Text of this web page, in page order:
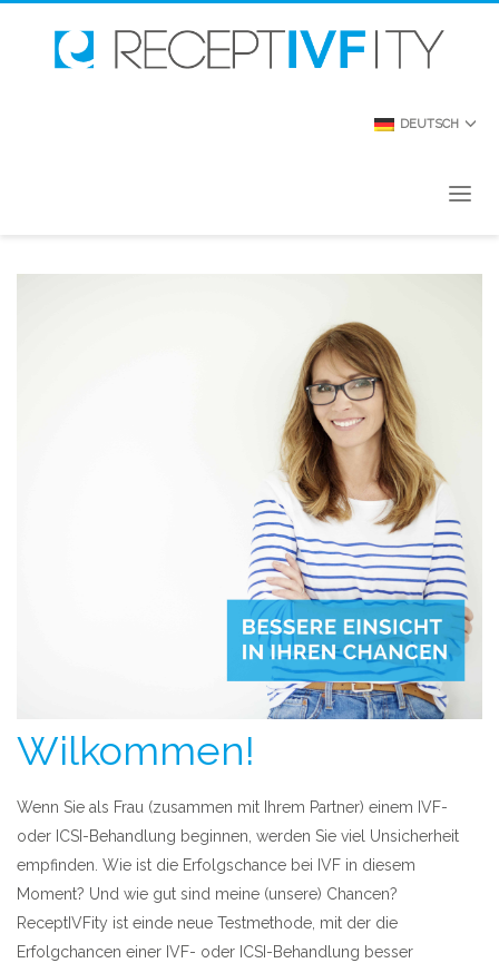
DEUTSCH
Wilkommen!
Wenn Sie als Frau (zusammen mit Ihrem Partner) einem IVF-
oder ICSI-Behandlung beginnen, werden Sie viel Unsicherheit
empfinden. Wie ist die Erfolgschance bei IVF in diesem
Moment? Und wie gut sind meine (unsere) Chancen?
ReceptIVFity ist einde neue Testmethode, mit der die
Erfolgchancen einer IVF- oder ICSI-Behandlung besser